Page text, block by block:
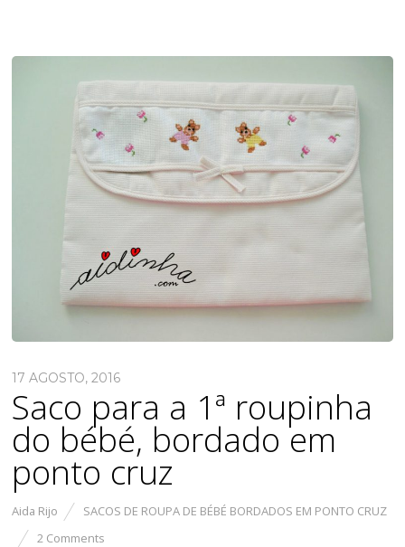
17 AGOSTO, 2016
Saco para a 1ª roupinha
do bébé, bordado em
ponto cruz
Aida Rijo
SACOS DE ROUPA DE BÉBÉ BORDADOS EM PONTO CRUZ
2 Comments